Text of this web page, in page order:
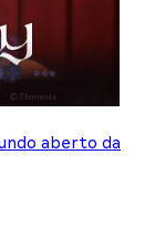
aberto da